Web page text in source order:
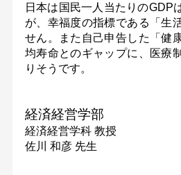
日本は国民一人当たりのGDP
が、幸福度の指標である「生
せん。また自己申告した「健
均寿命とのギャップに、医療
りそうです。
経済経営学部
経済経営学科 教授
佐川 和彦 先生